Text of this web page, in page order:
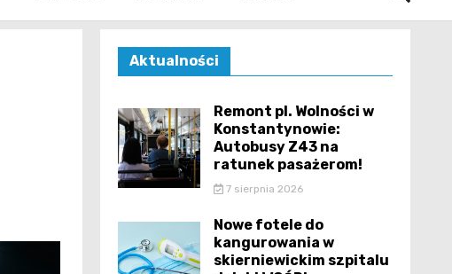
Aktualności
Remont pl. Wolności w
Konstantynowie:
Autobusy Z43 na
ratunek pasażerom!
7 sierpnia 2026
Nowe fotele do
kangurowania w
skierniewickim szpitalu